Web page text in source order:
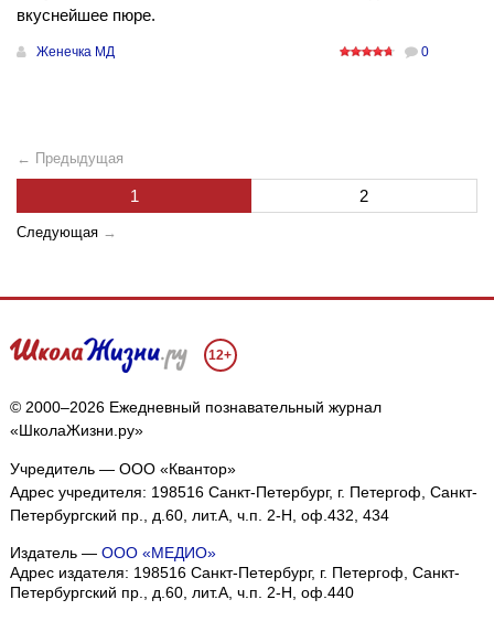
вкуснейшее пюре.
Женечка МД 0
← Предыдущая
1 2
Следующая →
12+
© 2000–2026 Ежедневный познавательный журнал
«ШколаЖизни.ру»
Учредитель — ООО «Квантор»
Адрес учредителя: 198516 Санкт-Петербург, г. Петергоф, Санкт-
Петербургский пр., д.60, лит.А, ч.п. 2-Н, оф.432, 434
Издатель — ООО «МЕДИО»
Адрес издателя: 198516 Санкт-Петербург, г. Петергоф, Санкт-
Петербургский пр., д.60, лит.А, ч.п. 2-Н, оф.440